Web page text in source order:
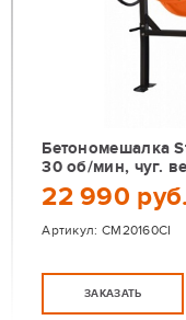
Бетономешалка
30 об/мин, чуг.
22 990 руб.
Артикул: CM20160CI
ЗАКАЗАТЬ